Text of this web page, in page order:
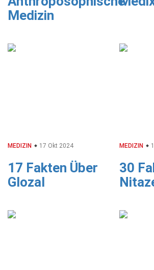
Medizin
MEDIZIN 17 Okt 2024
17 Fakten Über
Glozal
MEDIZIN
30